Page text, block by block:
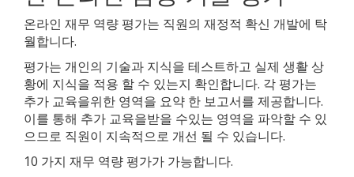
온라인 재무 역량 평가는 직원의 재정적 확신 개발에 탁
월합니다.
평가는 개인의 기술과 지식을 테스트하고 실제 생활 상
황에 지식을 적용 할 수 있는지 확인합니다. 각 평가는
추가 교육을위한 영역을 요약 한 보고서를 제공합니다.
이를 통해 추가 교육을받을 수있는 영역을 파악할 수 있
으므로 직원이 지속적으로 개선 될 수 있습니다.
10 가지 재무 역량 평가가 가능합니다.